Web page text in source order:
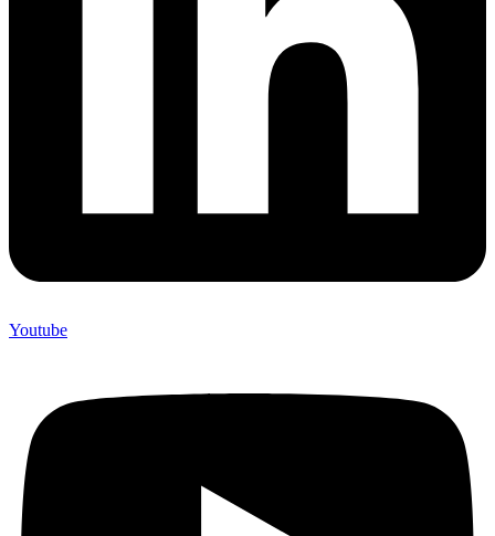
Youtube